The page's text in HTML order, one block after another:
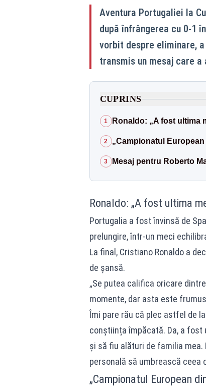
Aventura Portugaliei la
după înfrângerea cu 0-1
vorbit despre eliminare,
transmis un mesaj care
CUPRINS
1 Ronaldo: „A fost ultima
2 „Campionatul
3 Mesaj pentru Roberto
Ronaldo: „A fost ultima
Portugalia a fost învinsă de
prelungire, într-un meci
La final, Cristiano Ronaldo a
de șansă.
„Se putea califica oricare
momente, dar asta este
Îmi pare rău că plec astfel de
conștiința împăcată. Da, a fost
și să fiu alături de familia mea.
personală să umbrească ceea
„Campionatul European